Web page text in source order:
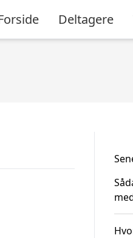
Deltagere